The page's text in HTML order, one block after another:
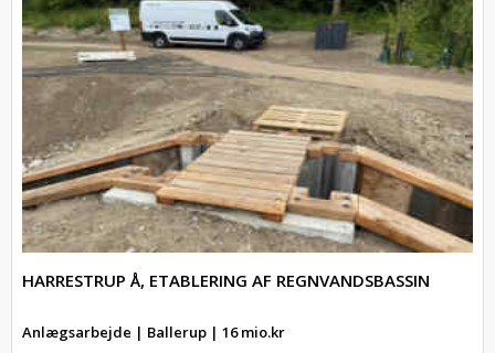
HARRESTRUP Å, ETABLERING AF REGNVANDSBASSIN
Anlægsarbejde | Ballerup | 16 mio.kr